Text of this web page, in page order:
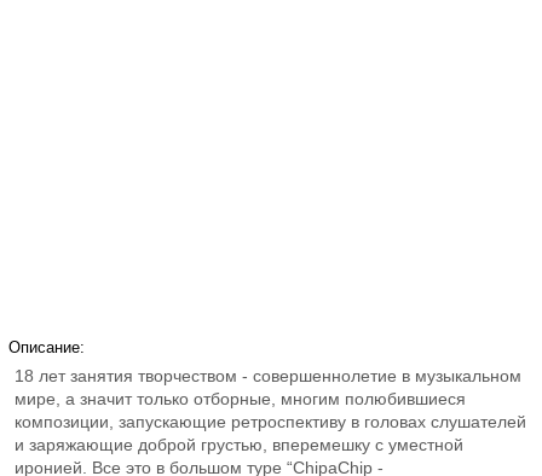
Описание:
18 лет занятия творчеством - совершеннолетие в музыкальном
мире, а значит только отборные, многим полюбившиеся
композиции, запускающие ретроспективу в головах слушателей
и заряжающие доброй грустью, вперемешку с уместной
иронией. Все это в большом туре “ChipaChip -